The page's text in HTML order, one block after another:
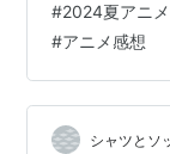
めて昇華させ
ナスポイント
開上必要か？
くておせっか
けヒロイン」
#2024夏アニメ
#アニメ感想
シャツとソ